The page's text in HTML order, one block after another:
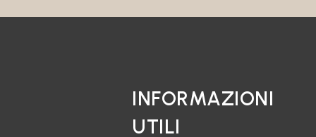
INFORMAZIONI
UTILI